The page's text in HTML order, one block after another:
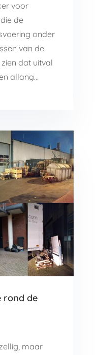
voor
de
onder
van de
dat uitval
allang…
rond de
maar